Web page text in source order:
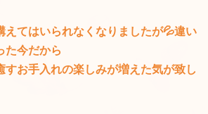
えてはいられなくなりましたが💦違い
た今だから
すお手入れの楽しみが増えた気が致し